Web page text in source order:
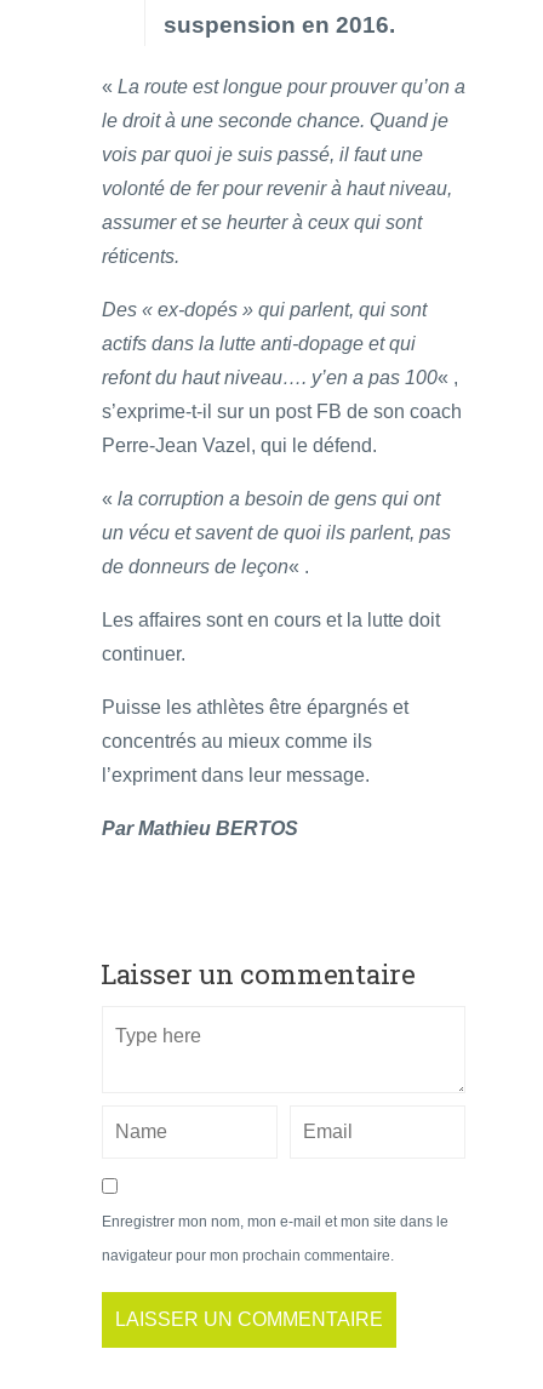
suspension en 2016.
« La route est longue pour prouver qu’on a
le droit à une seconde chance. Quand je
vois par quoi je suis passé, il faut une
volonté de fer pour revenir à haut niveau,
assumer et se heurter à ceux qui sont
réticents.
Des « ex-dopés » qui parlent, qui sont
actifs dans la lutte anti-dopage et qui
refont du haut niveau…. y’en a pas 100« ,
s’exprime-t-il sur un post FB de son coach
Perre-Jean Vazel, qui le défend.
« la corruption a besoin de gens qui ont
un vécu et savent de quoi ils parlent, pas
de donneurs de leçon« .
Les affaires sont en cours et la lutte doit
continuer.
Puisse les athlètes être épargnés et
concentrés au mieux comme ils
l’expriment dans leur message.
Par Mathieu BERTOS
Laisser un commentaire
Enregistrer mon nom, mon e-mail et mon site dans le
navigateur pour mon prochain commentaire.